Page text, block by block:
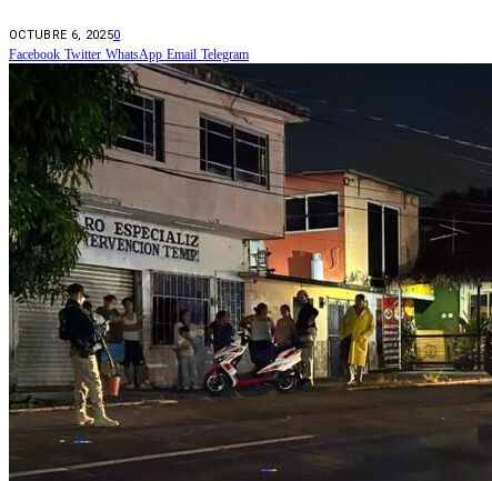
OCTUBRE 6, 20250
Facebook Twitter WhatsApp Email Telegram